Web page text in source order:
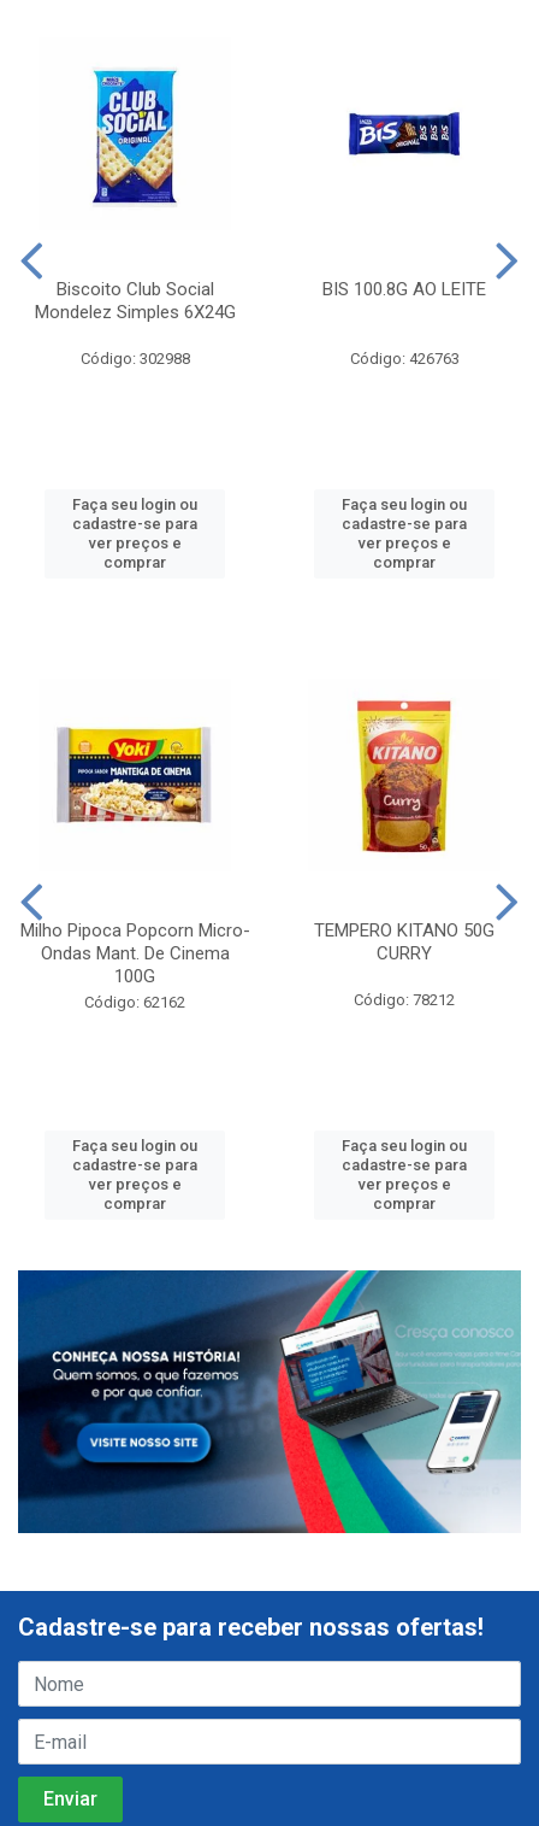
Biscoito Club Social
Mondelez Simples 6X24G
Código: 302988
Faça seu login ou
cadastre-se para
ver preços e
comprar
BIS 100.8G AO LEITE
Código: 426763
Faça seu login ou
cadastre-se para
ver preços e
comprar
Milho Pipoca Popcorn Micro-
Ondas Mant. De Cinema
100G
Código: 62162
Faça seu login ou
cadastre-se para
ver preços e
comprar
TEMPERO KITANO 50G
CURRY
Código: 78212
Faça seu login ou
cadastre-se para
ver preços e
comprar
Cadastre-se para receber nossas ofertas!